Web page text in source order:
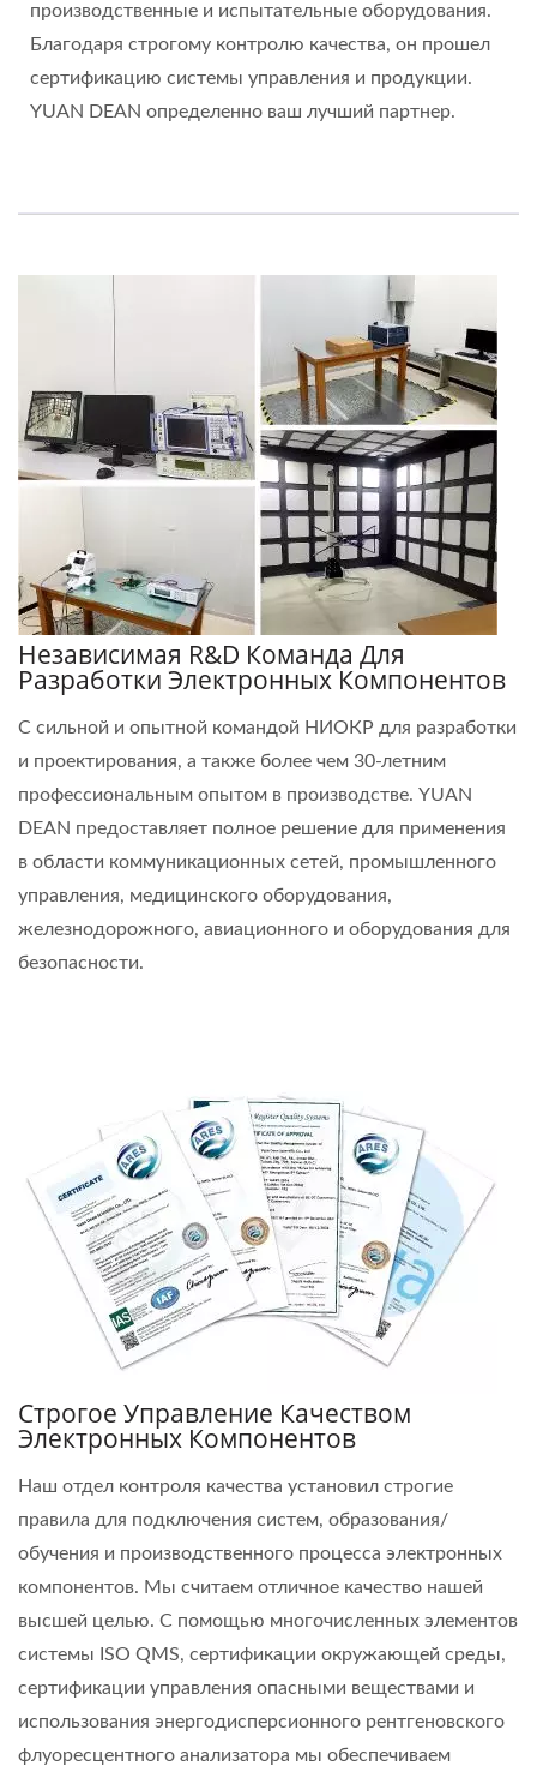
производственные и испытательные оборудования.
Благодаря строгому контролю качества, он прошел
сертификацию системы управления и продукции.
YUAN DEAN определенно ваш лучший партнер.
Независимая R&D Команда Для
Разработки Электронных Компонентов
С сильной и опытной командой НИОКР для разработки
и проектирования, а также более чем 30-летним
профессиональным опытом в производстве. YUAN
DEAN предоставляет полное решение для применения
в области коммуникационных сетей, промышленного
управления, медицинского оборудования,
железнодорожного, авиационного и оборудования для
безопасности.
Строгое Управление Качеством
Электронных Компонентов
Наш отдел контроля качества установил строгие
правила для подключения систем, образования/
обучения и производственного процесса электронных
компонентов. Мы считаем отличное качество нашей
высшей целью. С помощью многочисленных элементов
системы ISO QMS, сертификации окружающей среды,
сертификации управления опасными веществами и
использования энергодисперсионного рентгеновского
флуоресцентного анализатора мы обеспечиваем